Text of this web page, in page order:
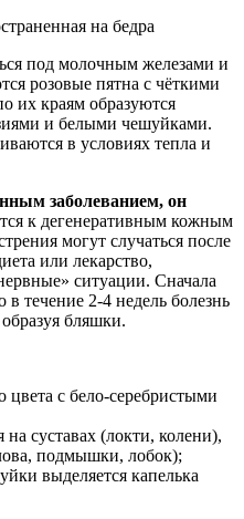
на бедра
под молочным железами и
розовые пятна с чёткими
их краям образуются
и белыми чешуйками.
в условиях тепла и
заболеванием, он
к дегенеративным кожным
могут случаться после
или лекарство,
ситуации. Сначала
течение 2-4 недель болезнь
бляшки.
цвета с бело-серебристыми
суставах (локти, колени),
подмышки, лобок);
выделяется капелька